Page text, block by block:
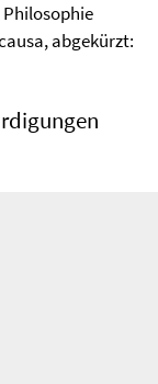
Philosophie
abgekürzt: